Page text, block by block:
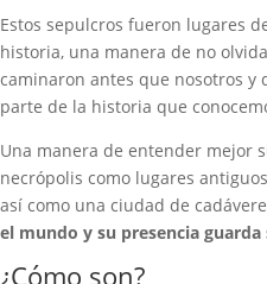
Estos sepulcros fueron lugares
historia, una manera de no
caminaron antes que nosotros y
parte de la historia que
Una manera de entender mejor
necrópolis como lugares
así como una ciudad de
el mundo y su presencia
¿Cómo son?